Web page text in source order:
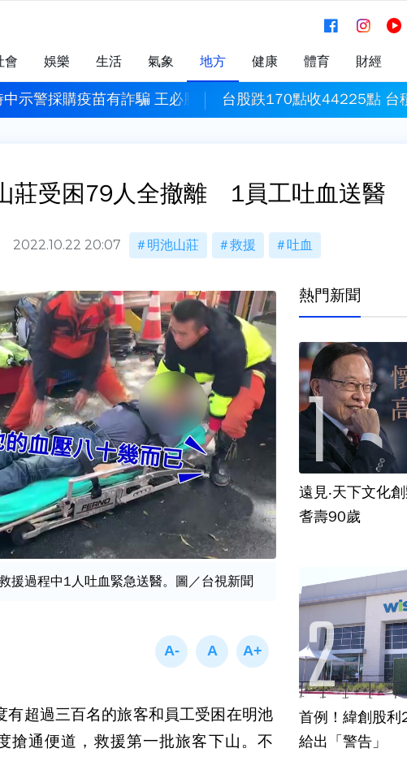
會 娛樂 生活 氣象 地方 健康 體育 財經
示警採購疫苗有詐騙 王必勝：時間久看出睿智
台股跌170點收44225點 台
莊受困79人全撤離 1員工吐血送醫
2022.10.22 20:07 明池山莊 救援 吐血
援過程中1人吐血緊急送醫。圖／台視新聞
超過三百名的旅客和員工受困在明池
搶通便道，救援第一批旅客下山。不
熱門新聞
遠見‧天下文化
耆壽90歲
首例！緯創股利
給出「警告」